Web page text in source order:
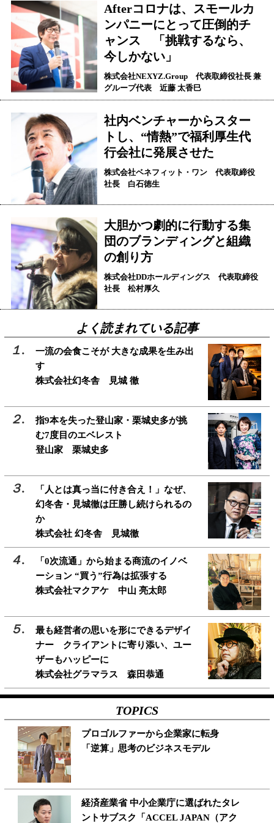
Afterコロナは、スモールカ
ンパニーにとって圧倒的チ
ャンス 「挑戦するなら、
今しかない」
株式会社NEXYZ.Group 代表取締役社長 兼
グループ代表 近藤 太香巳
社内ベンチャーからスター
トし、“情熱”で福利厚生代
行会社に発展させた
株式会社ベネフィット・ワン 代表取締役
社長 白石徳生
大胆かつ劇的に行動する集
団のブランディングと組織
の創り方
株式会社DDホールディングス 代表取締役
社長 松村厚久
よく読まれている記事
一流の会食こそが 大きな成果を生み出
す
株式会社幻冬舎 見城 徹
指9本を失った登山家・栗城史多が挑
む7度目のエベレスト
登山家 栗城史多
「人とは真っ当に付き合え！」なぜ、
幻冬舎・見城徹は圧勝し続けられるの
か
株式会社 幻冬舎 見城徹
「0次流通」から始まる商流のイノベ
ーション “買う”行為は拡張する
株式会社マクアケ 中山 亮太郎
最も経営者の思いを形にできるデザイ
ナー クライアントに寄り添い、ユー
ザーもハッピーに
株式会社グラマラス 森田恭通
TOPICS
プロゴルファーから企業家に転身
「逆算」思考のビジネスモデル
経済産業省 中小企業庁に選ばれたタレ
ントサブスク「ACCEL JAPAN（アク